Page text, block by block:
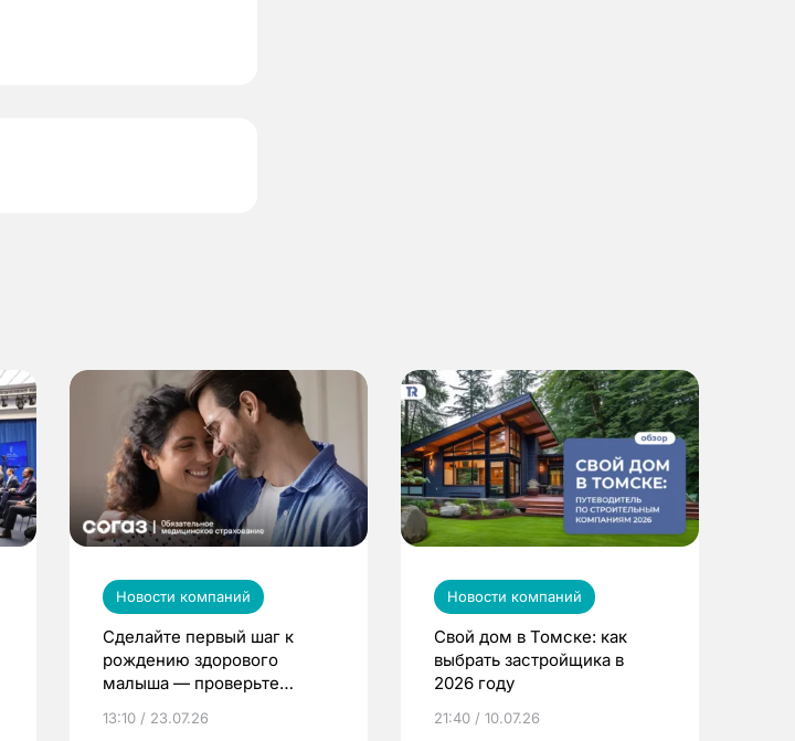
Новости компаний
Сделайте первый шаг к
рождению здорового
малыша — проверьте
по ОМС!
13:10 / 23.07.26
Новости компаний
Свой дом в Томске: как
выбрать застройщика в
2026 году
21:40 / 10.07.26